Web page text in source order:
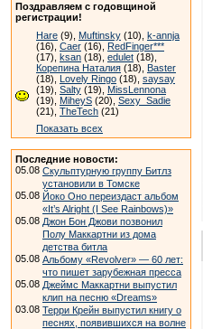
Поздравляем с годовщиной
регистрации!
Hare (9), Muftinsky (10), k-annja
(16), Caer (16), RedFinger***
(17), ksan (18), edulet (18),
Корепина Наталия (18), Baster
(18), Lovely Ringo (18), saysay
(19), Salty (19), MissLennona
(19), MiheyS (20), Sexy_Sadie
(21), TheTech (21)
Показать всех
Последние новости:
05.08 Скульптурную группу Битлз
установили в Томске
05.08 Йоко Оно переиздаст альбом
«It’s Alright (I See Rainbows)»
05.08 Джон Бон Джови позвонил
Полу Маккартни из дома
детства битла
05.08 Альбому «Revolver» — 60 лет:
что пишет зарубежная пресса
05.08 Джеймс Маккартни выпустил
клип на песню «Dreams»
03.08 Терри Крейн выпустил книгу о
песнях, появившихся на волне